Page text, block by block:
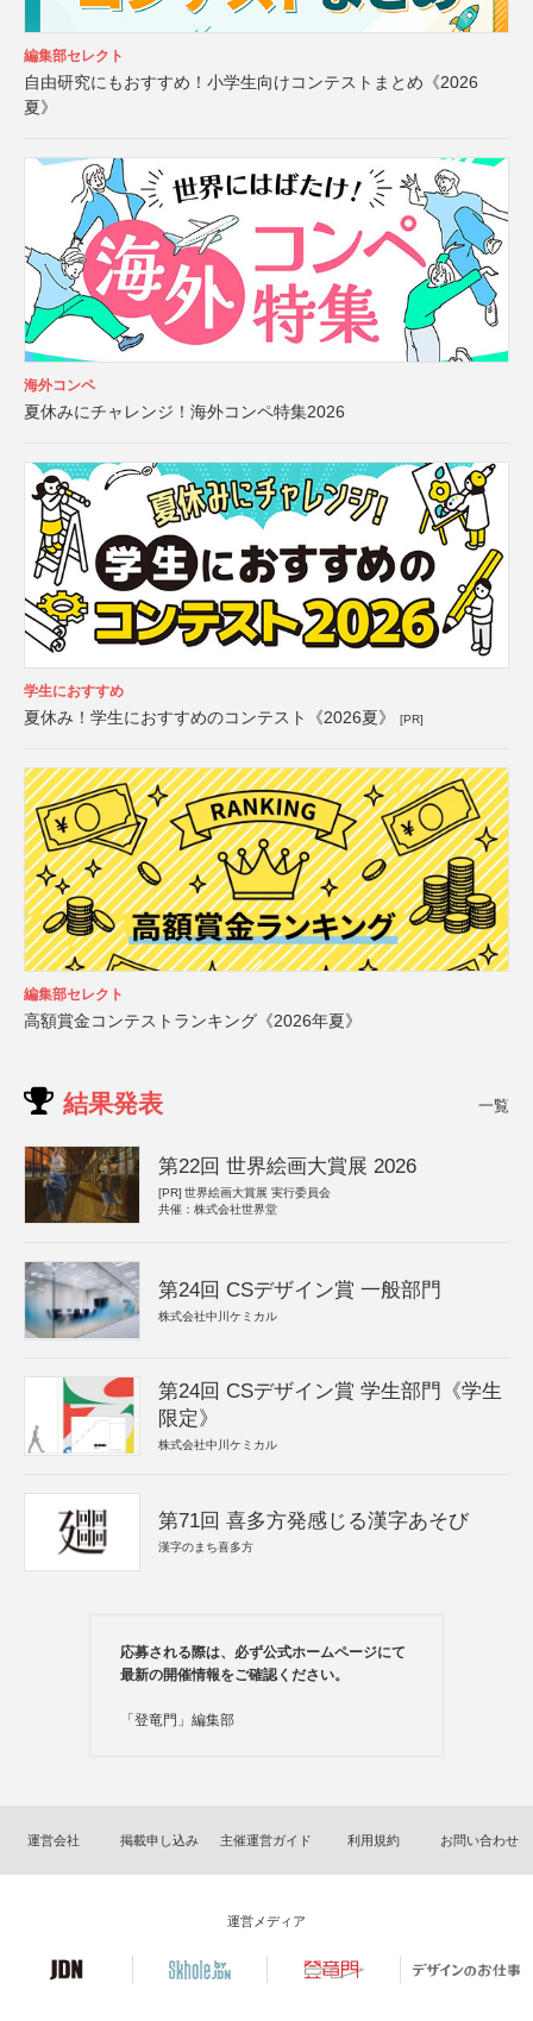
編集部セレクト
自由研究にもおすすめ！小学生向けコンテストまとめ《2026
夏》
海外コンペ
夏休みにチャレンジ！海外コンペ特集2026
学生におすすめ
夏休み！学生におすすめのコンテスト《2026夏》 [PR]
編集部セレクト
高額賞金コンテストランキング《2026年夏》
結果発表 一覧
第22回 世界絵画大賞展 2026
[PR] 世界絵画大賞展 実行委員会
共催：株式会社世界堂
第24回 CSデザイン賞 一般部門
株式会社中川ケミカル
第24回 CSデザイン賞 学生部門《学生
限定》
株式会社中川ケミカル
第71回 喜多方発感じる漢字あそび
漢字のまち喜多方
応募される際は、必ず公式ホームページにて
最新の開催情報をご確認ください。
「登竜門」編集部
運営会社 掲載申し込み 主催運営ガイド 利用規約 お問い合わせ
運営メディア